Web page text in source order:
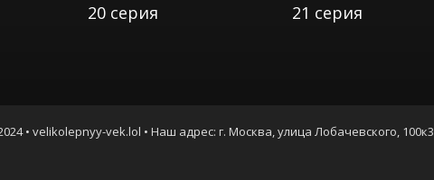
20 серия 21 серия
• velikolepnyy-vek.lol • Наш адрес: г. Москва, улица Лобачевского, 100к3